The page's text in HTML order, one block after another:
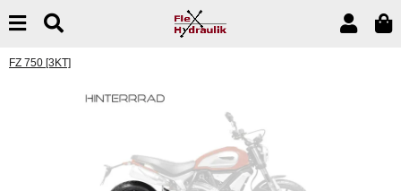
FZ 750 [3KT]